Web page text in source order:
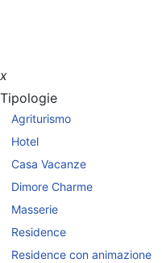
x
Tipologie
Agriturismo
Hotel
Casa Vacanze
Dimore Charme
Masserie
Residence
Residence con animazione